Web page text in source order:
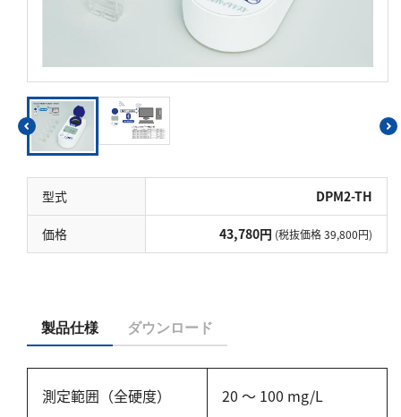
型式 DPM2-TH
価格 43,780円 (税抜価格 39,800円)
製品仕様 ダウンロード
測定範囲（全硬度） 20 ～ 100 mg/L
塩素
二酸化塩素
遊離残留塩素
総残留塩素
硫黄
硫化物（硫化水素）
亜硫酸
窒素
亜硝酸